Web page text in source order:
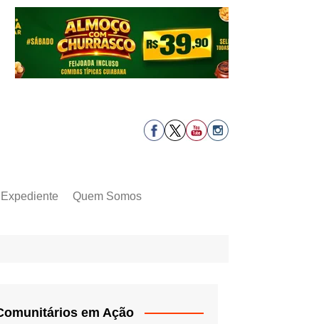
Expediente Quem Somos
em Ação